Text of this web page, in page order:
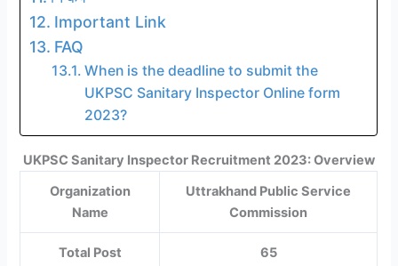
Important Link
FAQ
When is the deadline to submit the
UKPSC Sanitary Inspector Online form
2023?
UKPSC Sanitary Inspector Recruitment 2023: Overview
Organization
Name
Uttrakhand Public Service
Commission
Total Post 65